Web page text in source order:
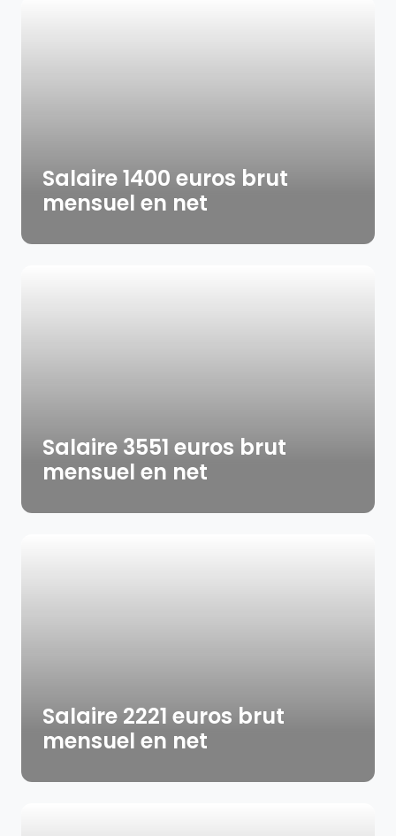
Salaire 1400 euros brut
mensuel en net
Salaire 3551 euros brut
mensuel en net
Salaire 2221 euros brut
mensuel en net